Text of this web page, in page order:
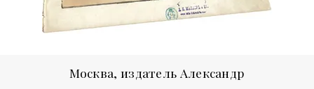
Москва, издатель Александр